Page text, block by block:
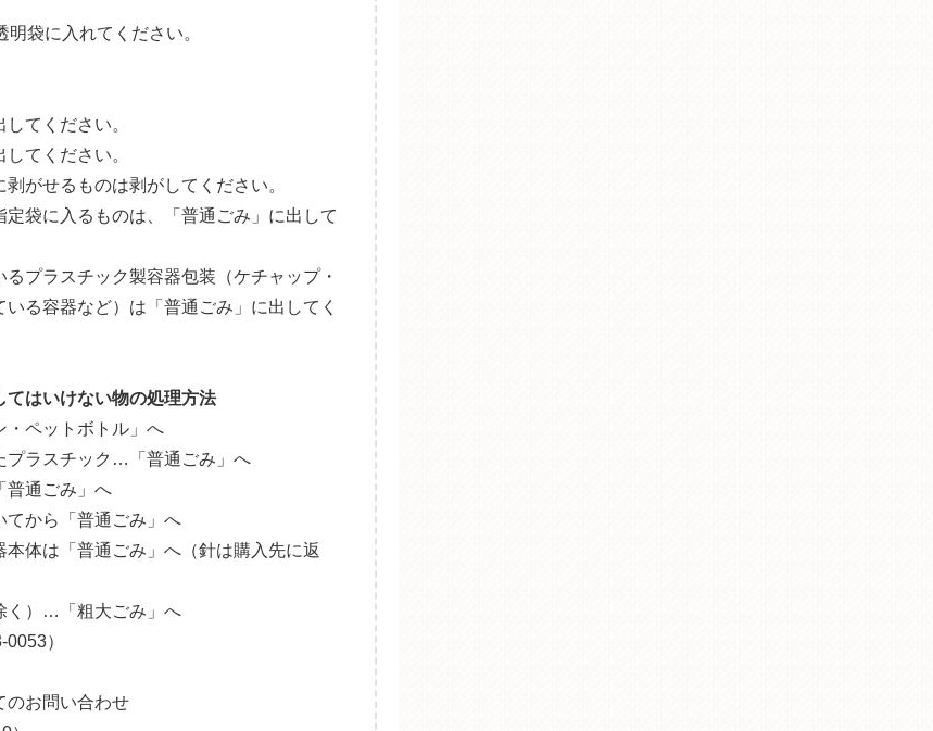
袋に入れてください。
てください。
てください。
がせるものは剥がしてください。
袋に入るものは、「普通ごみ」に出して
プラスチック製容器包装（ケチャップ・
る容器など）は「普通ごみ」に出してく
はいけない物の処理方法
ペットボトル」へ
プラスチック…「普通ごみ」へ
通ごみ」へ
から「普通ごみ」へ
体は「普通ごみ」へ（針は購入先に返
く）…「粗大ごみ」へ
）
のお問い合わせ